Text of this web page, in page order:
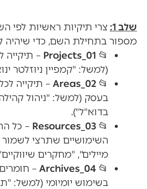
שלב 1:
צרי תיקיות ראשיות לפי
מספור בתחילת השם, כדי שיהיה
📂
01_Projects
– תיקייה
(למשל: "קמפיין ניוזלטר ינואר
📂
02_Areas
– תיקייה
בעסק (למשל: "ניהול
בדוא"ל").
📂
03_Resources
– כל
השימושיים שתרצי
מיילים", "מחקרים
📂
04_Archives
–
בשימוש יומיומי (למשל: